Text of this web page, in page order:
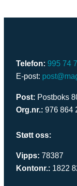
Telefon: 995 74
E-post:
Post: Postboks
Org.nr.:976 864
Støtt oss:
Vipps: 78387
Kontonr.: 1822